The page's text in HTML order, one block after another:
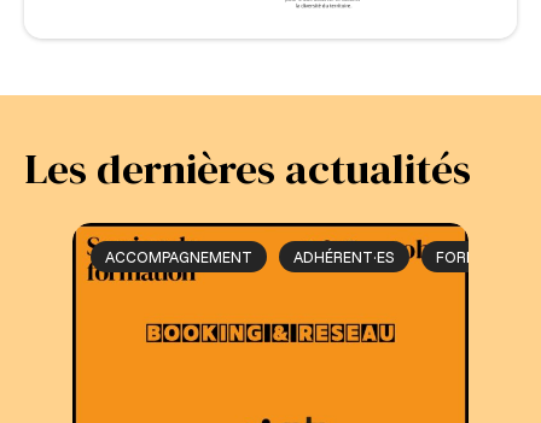
Les dernières actualités
ACCOMPAGNEMENT ADHÉRENT·ES FORMATION